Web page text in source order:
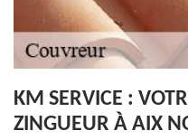
KM SERVICE :
ZINGUEUR À AIX